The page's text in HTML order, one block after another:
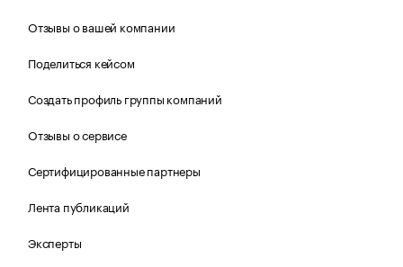
Отзывы о вашей компании
Поделиться кейсом
Создать профиль группы компаний
Отзывы о сервисе
Сертифицированные партнеры
Лента публикаций
Эксперты